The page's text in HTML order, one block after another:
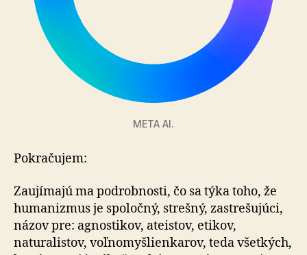
META AI.
Pokračujem:
Zaujímajú ma podrobnosti, čo sa týka toho, že
hu­ma­niz­mus je spoločný, strešný, zastrešujúci,
názov pre: ag­nos­ti­kov, ateistov, etikov,
naturalistov, voľnomyšlienkarov, teda všetkých,